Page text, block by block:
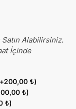
Alabilirsiniz.
İçinde
200,00 ₺)
₺)
₺)